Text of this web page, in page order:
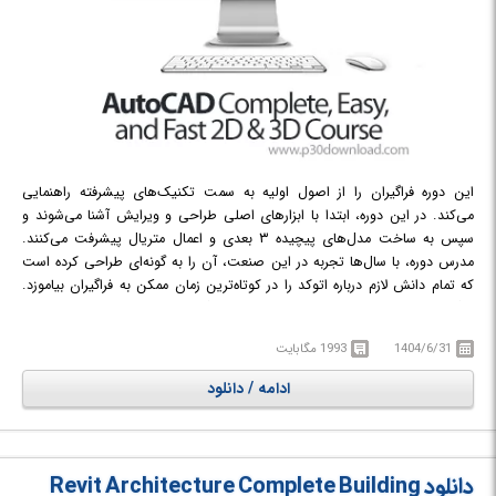
این دوره فراگیران را از اصول اولیه به سمت تکنیک‌های پیشرفته راهنمایی
می‌کند. در این دوره، ابتدا با ابزارهای اصلی طراحی و ویرایش آشنا می‌شوند و
سپس به ساخت مدل‌های پیچیده ۳ بعدی و اعمال متریال پیشرفت می‌کنند.
مدرس دوره، با سال‌ها تجربه در این صنعت، آن را به گونه‌ای طراحی کرده است
که تمام دانش لازم درباره اتوکد را در کوتاه‌ترین زمان ممکن به فراگیران بیاموزد.
ساخت بلوک‌های پیشرفته، به طور موثر مدیریت کنند. در پایان دوره، فراگیران به
مهارت‌های لازم برای انجام یک پروژه از ایده اولیه تا خروجی حرفه‌ای مجهز خواهند
شد. این مهارت‌ها برای کسانی که به دنبال شغلی در معماری، مهندسی یا طراحی
افزایش دهند، بسیار مفید است. مهارت‌های متنوعی که در ترسیم، مدل‌سازی و
1404/6/31 1993 مگابایت
ادامه / دانلود
دانلود Revit Architecture Complete Building